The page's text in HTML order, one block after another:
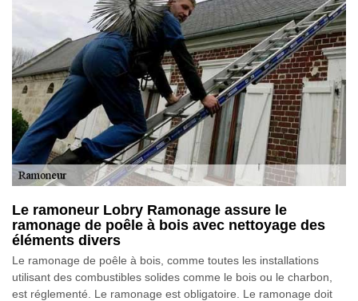
Le ramoneur Lobry Ramonage assure le
ramonage de poêle à bois avec nettoyage des
éléments divers
Le ramonage de poêle à bois, comme toutes les installations
utilisant des combustibles solides comme le bois ou le charbon,
est réglementé. Le ramonage est obligatoire. Le ramonage doit